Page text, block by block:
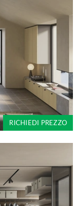
RICHIEDI PREZZO